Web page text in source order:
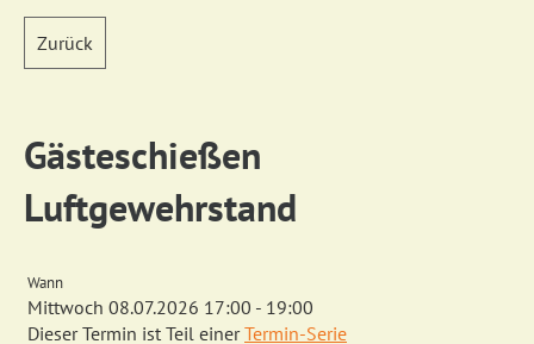
Zurück
Gästeschießen
Luftgewehrstand
Wann
Mittwoch 08.07.2026 17:00 - 19:00
Dieser Termin ist Teil einerTermin-Serie